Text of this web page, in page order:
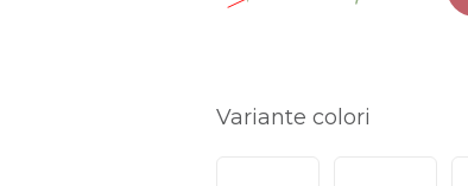
prezzo
125,00 €.
Variante colori